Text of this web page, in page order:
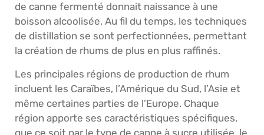
de canne fermenté donnait naissance à une
boisson alcoolisée. Au fil du temps, les techniques
de distillation se sont perfectionnées, permettant
la création de rhums de plus en plus raffinés.
Les principales régions de production de rhum
incluent les Caraïbes, l’Amérique du Sud, l’Asie et
même certaines parties de l’Europe. Chaque
région apporte ses caractéristiques spécifiques,
que ce soit par le type de canne à sucre utilisée, le